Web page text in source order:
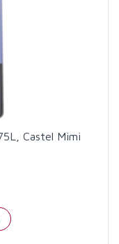
Castel Mimi